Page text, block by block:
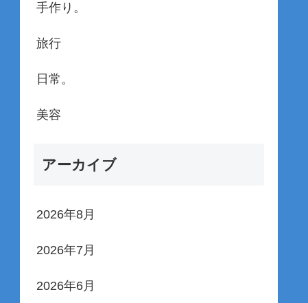
手作り。
旅行
日常。
美容
アーカイブ
2026年8月
2026年7月
2026年6月